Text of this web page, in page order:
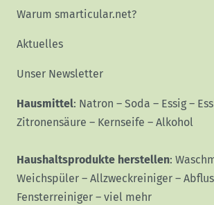
Warum smarticular.net?
Aktuelles
Unser Newsletter
Hausmittel: Natron – Soda – Essig –
Zitronensäure – Kernseife – Alkohol
Haushaltsprodukte herstellen:
Weichspüler – Allzweckreiniger –
Fensterreiniger – viel mehr